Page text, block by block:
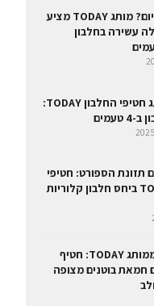
מה חדש היום? מותג TODAY מציע
עשירה בחלבון
חדש ממותג חטיפי החלבון TODAY:
טעמים
תזונת הספורט: חטיפי
חלבון TODAY ביחס חלבון קלוריות
טעם חדש ממותג TODAY: חטיף
חמאת בוטנים מצופה